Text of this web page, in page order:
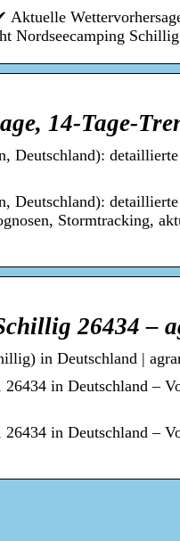
Nordseecamping
14-Tage-
Deutschland):
Deutschland):
Stormtracking,
26434 –
in Deutschland |
in Deutschland –
in Deutschland –